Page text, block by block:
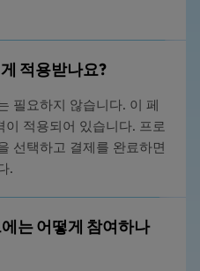
적용받나요?
필요하지 않습니다. 이 페
적용되어 있습니다. 프로
선택하고 결제를 완료하면
.
는 어떻게 참여하나